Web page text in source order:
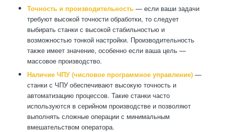
Точность и производительность— если ваши задачи
требуют высокой точности обработки, то следует
выбирать станки с высокой стабильностью и
возможностью тонкой настройки. Производительность
также имеет значение, особенно если ваша цель —
массовое производство.
Наличие ЧПУ (числовое программное управление)—
станки с ЧПУ обеспечивают высокую точность и
автоматизацию процессов. Такие станки часто
используются в серийном производстве и позволяют
выполнять сложные операции с минимальным
вмешательством оператора.